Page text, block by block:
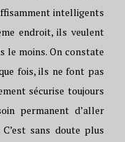
intelligents
endroit, ils veulent
le moins. On constate
fois, ils ne font pas
sécurise toujours
permanent d’aller
sans doute plus